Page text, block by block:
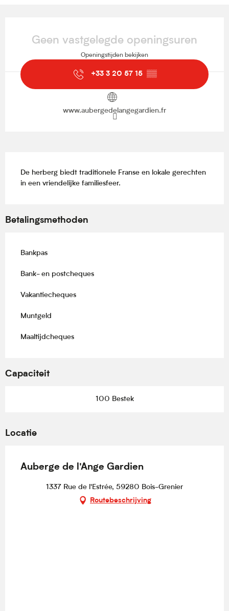
Geen vastgelegde openingsuren
Openingstijden bekijken
+33 3 20 57 15 ▒▒
www.aubergedelangegardien.fr
De herberg biedt traditionele Franse en lokale gerechten
in een vriendelijke familiesfeer.
Betalingsmethoden
Bankpas
Bank- en postcheques
Vakantiecheques
Muntgeld
Maaltijdcheques
Capaciteit
100 Bestek
Locatie
Auberge de l'Ange Gardien
1337 Rue de l'Estrée, 59280 Bois-Grenier
Routebeschrijving